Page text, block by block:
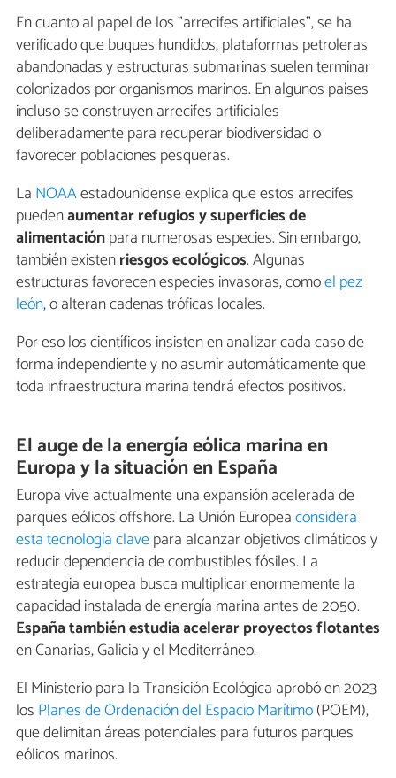
En cuanto al papel de los "arrecifes artificiales", se ha
verificado que buques hundidos, plataformas petroleras
abandonadas y estructuras submarinas suelen terminar
colonizados por organismos marinos. En algunos países
incluso se construyen arrecifes artificiales
deliberadamente para recuperar biodiversidad o
favorecer poblaciones pesqueras.
La NOAAestadounidense explica que estos arrecifes
puedenaumentar refugios y superficies de
alimentaciónpara numerosas especies. Sin embargo,
también existenriesgos ecológicos. Algunas
estructuras favorecen especies invasoras, comoel pez
león, o alteran cadenas tróficas locales.
Por eso los científicos insisten en analizar cada caso de
forma independiente y no asumir automáticamente que
toda infraestructura marina tendrá efectos positivos.
El auge de la energía eólica marina en
Europa y la situación en España
Europa vive actualmente una expansión acelerada de
parques eólicos offshore. La Unión Europeaconsidera
esta tecnología clavepara alcanzar objetivos climáticos y
reducir dependencia de combustibles fósiles. La
estrategia europea busca multiplicar enormemente la
capacidad instalada de energía marina antes de 2050.
España también estudia acelerar proyectos flotantes
en Canarias, Galicia y el Mediterráneo.
El Ministerio para la Transición Ecológica aprobó en 2023
los Planes de Ordenación del Espacio Marítimo(POEM),
que delimitan áreas potenciales para futuros parques
eólicos marinos.